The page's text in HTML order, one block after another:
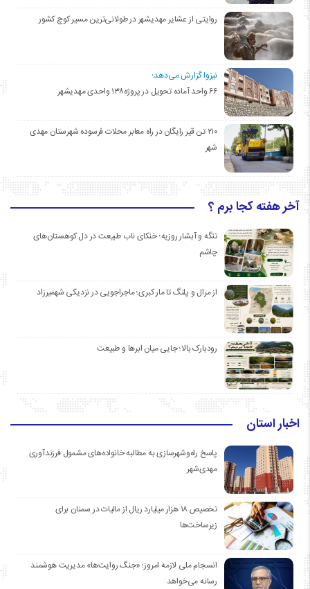
روایتی از عشایر مهدیشهر در طولانی‌ترین مسیر کوچ کشور
نیزوا گزارش می‌دهد؛
۶۶ واحد آماده تحویل در پروژه۱۳۸ واحدی مهدیشهر
۲۱۰ تن قیر رایگان در راه معابر محلات فرسوده شهرستان مهدی
شهر
آخر هفته کجا برم ؟
تنگه و آبشار روزیه؛ خنکای ناب طبیعت در دل کوهستان‌های
چاشم
از مرال و پلنگ تا مار کبری؛ ماجراجویی در نزدیکی شهمیرزاد
رودبارک بالا؛ جایی میان ابرها و طبیعت
اخبار استان
پاسخ راه‌وشهرسازی به مطالبه خانواده‌های مشمول فرزندآوری
مهدی‌شهر
تخصیص ۱۸ هزار میلیارد ریال از مالیات در سمنان برای
زیرساخت‌ها
انسجام ملی لازمه امروز؛ «جنگ روایت‌ها» مدیریت هوشمند
رسانه می‌خواهد